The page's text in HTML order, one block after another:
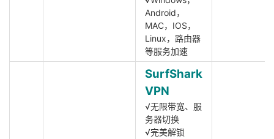
Android，
MAC，IOS，
Linux，路由器
等服务加速
SurfShark
VPN
√无限带宽、服
务器切换
√完美解锁